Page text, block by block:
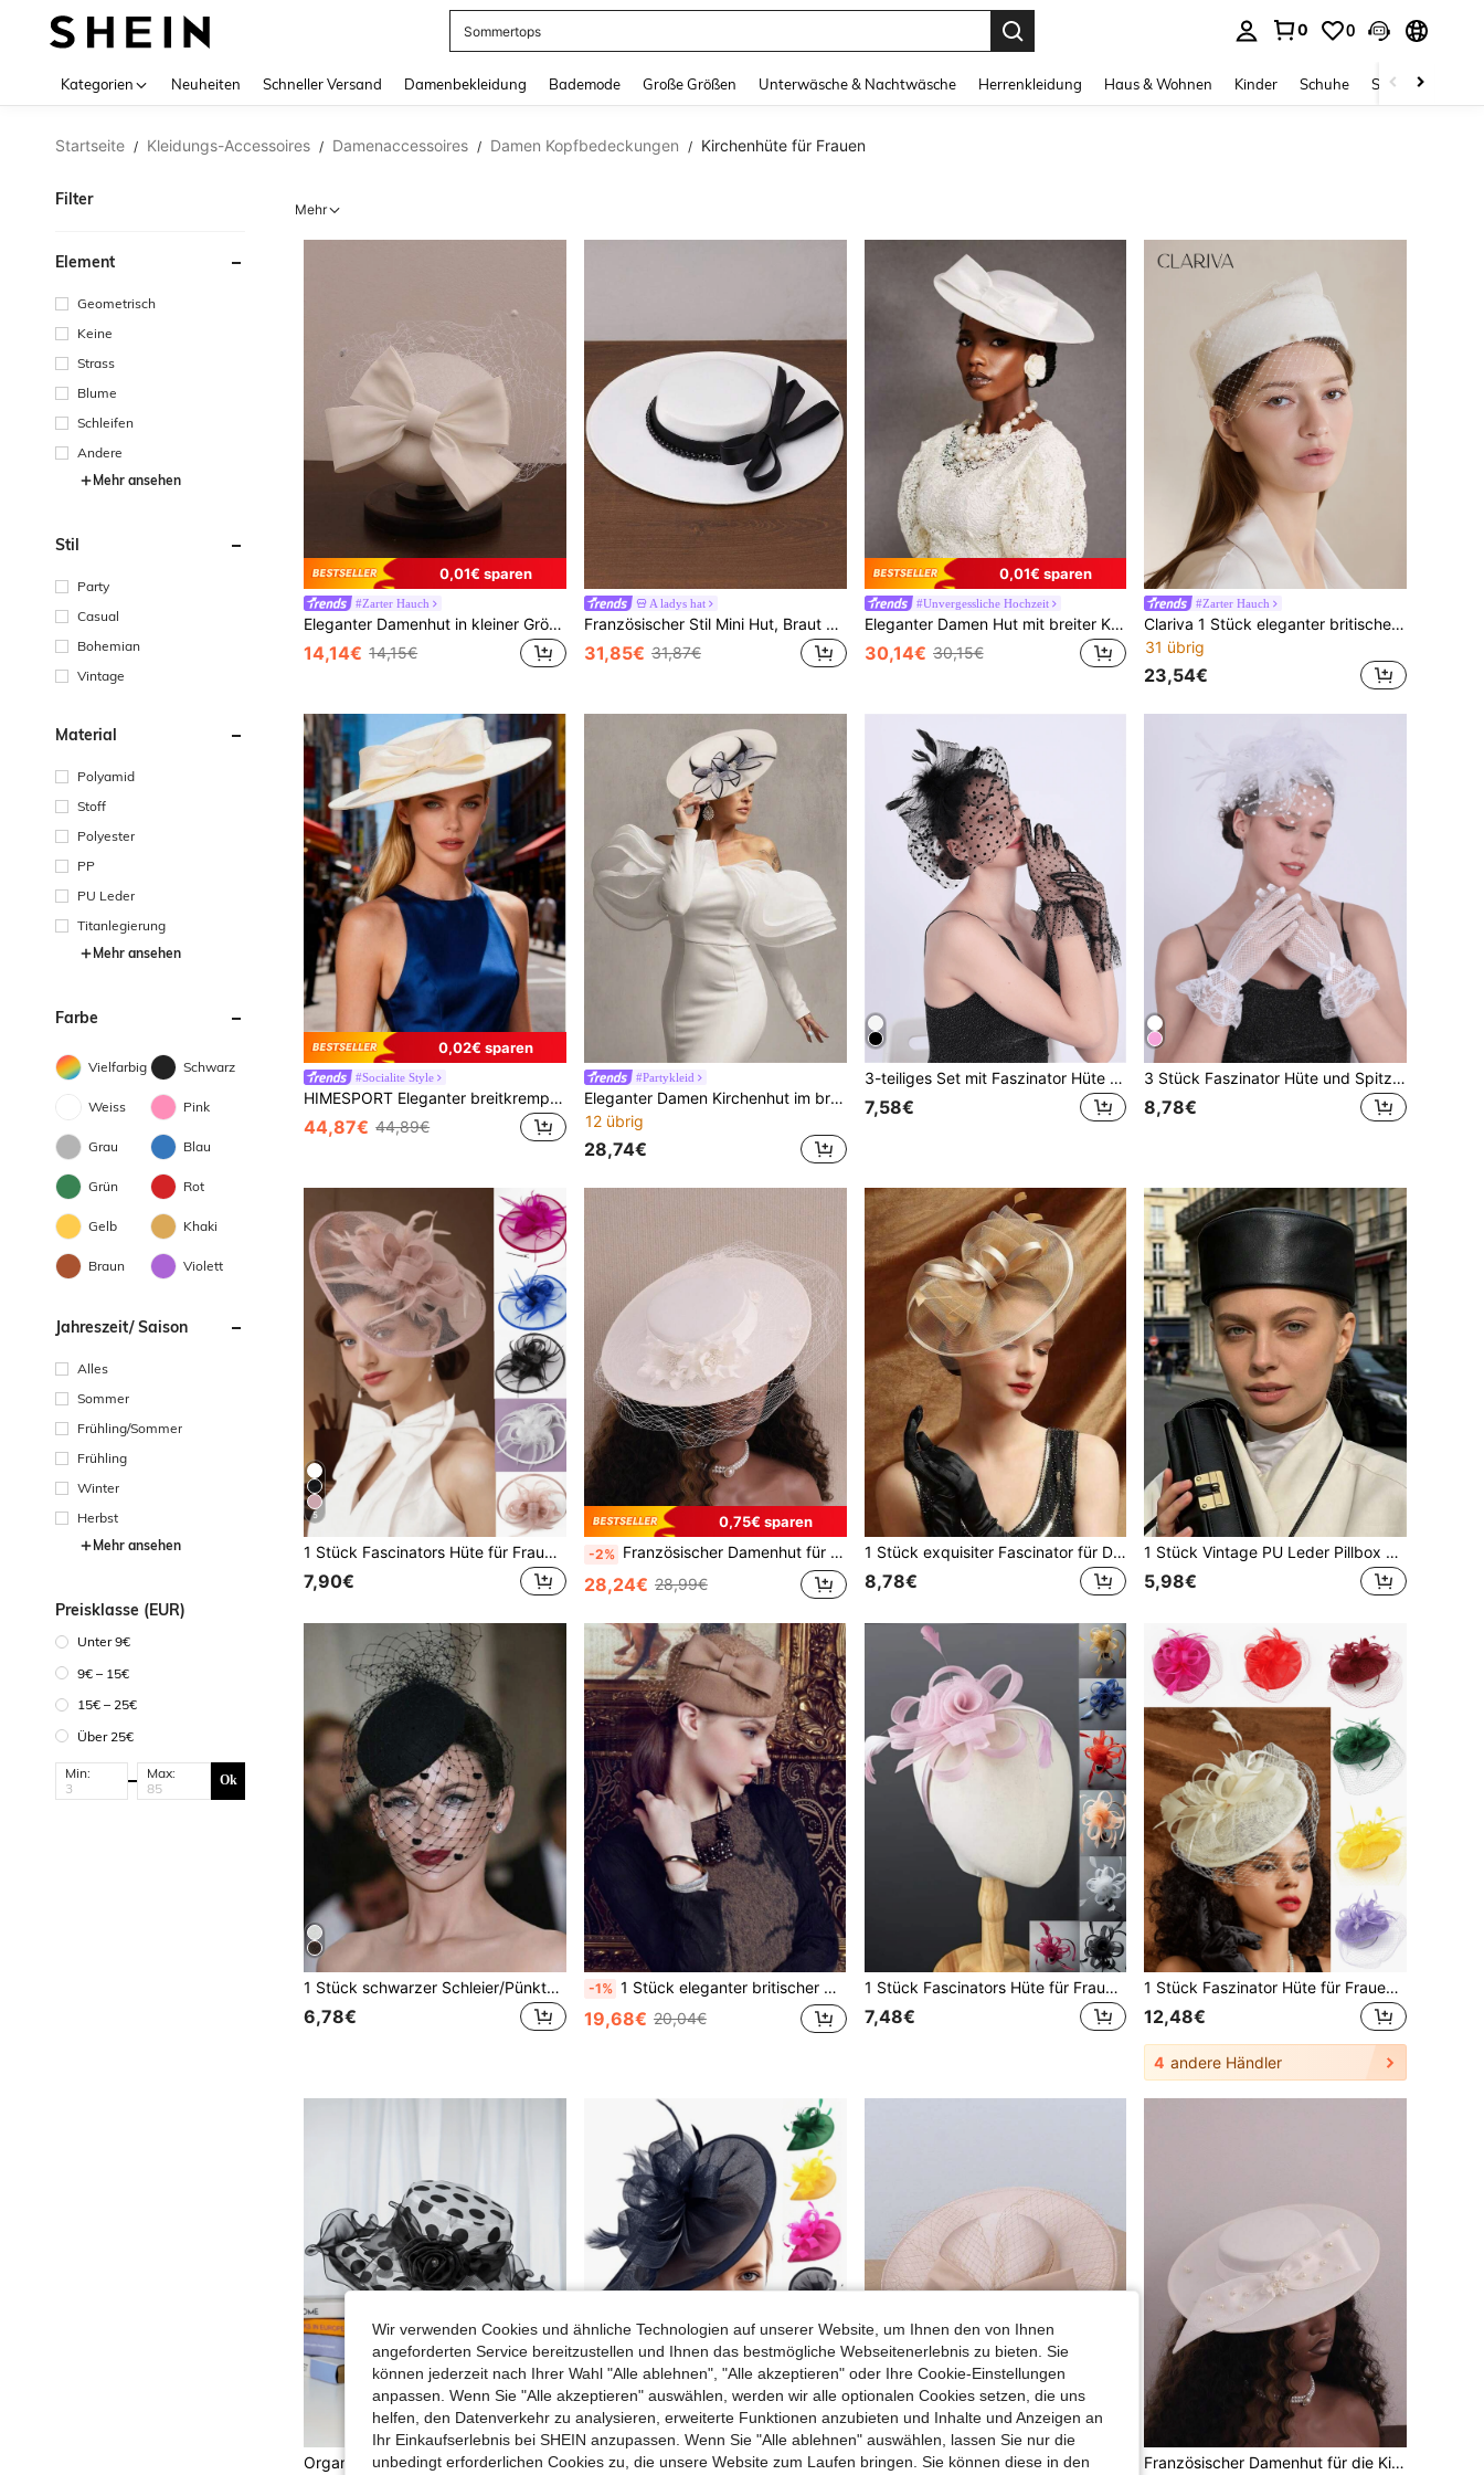
Sommertops
0 0
Kategorien Neuheiten Schneller Versand Damenbekleidung Bademode Große Größen Unterwäsche & Nachtwäsche Herrenkleidung Haus & Wohnen Kinder Schuhe Schmuck &
Startseite / Kleidungs-Accessoires / Damenaccessoires / Damen Kopfbedeckungen / Kirchenhüte für Frauen
Filter
Element
Geometrisch
Keine
Strass
Blume
Schleifen
Andere
Mehr ansehen
Stil
Party
Casual
Bohemian
Vintage
Material
Polyamid
Stoff
Polyester
PP
PU Leder
Titanlegierung
Mehr ansehen
Farbe
Vielfarbig Schwarz
Weiss Pink
Grau Blau
Grün Rot
Gelb Khaki
Braun Violett
Jahreszeit/ Saison
Alles
Sommer
Frühling/Sommer
Frühling
Winter
Herbst
Mehr ansehen
Preisklasse (EUR)
Unter 9€
9€ – 15€
15€ – 25€
Über 25€
Min: Max: Ok
Mehr
0,01€ sparen
#Zarter Hauch
Eleganter Damenhut in kleiner Größe, britischer Stil Kopfschmuck, Vintage Damenhut-Stirnband passend für Partys, Bankette, Hochzeitsfotos, Teegesellschaften, Schleier Kopfschmuck, Fascinator Hut
14,14€ 14,15€
A ladys hat
Französischer Stil Mini Hut, Braut Hut, weißer Hut, Hochzeitshut, Kopfschmuck Hut, Mini Hut, Damenhut, Erwachsenenhut, Retro Hut, Qipao Kleid Hut, Schleier Hut, Mini Hut, Damenhut, eleganter Damenhut, Damenhut für festliche Anlässe
31,85€ 31,87€
0,01€ sparen
#Unvergessliche Hochzeit
Eleganter Damen Hut mit breiter Krempe, großer Schleife, Kentucky Derby Hut für formelle Anlässe, Damen Hochzeits Braut Cocktailparty Teeparty Kleid weicher Filz flacher Hut, Halloween
30,14€ 30,15€
#Zarter Hauch
Clariva 1 Stück eleganter britischer Stil Flugbegleiter Fascinator mit Schleife, Mesh-Spitze und Wolle für Damen, sanfte weiße Hut Hochzeitsaccessoires Weihnachtsgeschenke
31 übrig
23,54€
0,02€ sparen
#Socialite Style
HIMESPORT Eleganter breitkrempiger Kirchen-Fascinator Hut für Damen mit großer Schleife, formeller Anlass, Kentucky Cap, für Hochzeit, Braut, Cocktail, Teeparty, Kleid, flacher Top Hat
44,87€ 44,89€
#Partykleid
Eleganter Damen Kirchenhut im britischen Stil, Vintage-Society-Kopfschmuckhut, geeignet für Party, Cocktail, Dekoration, Hochzeit, Fotografie, Teeparty, Verkleidung, Netz-Kopfschmuckhut, eleganter Partyhut
12 übrig
28,74€
3-teiliges Set mit Faszinator Hüte und Spitzenhandschuhen für Frauen, elegante Teeparty Hüte für 2024, elegant 1950er Jahre Kentucky Derby Hüte, Haarspange für Braut Hochzeitsfeier, Kopfschmuck mit Vogelkäfigschleier für Pferdewette im Vintage-Stil von Bridgerton, Fedora Barett Hüte für 50er Jahre Outfit, Friedhofschleier in Schwarz, 1940er Jahre Kleider, Pillbox Hüte, Lolita Accessoires als Geschenk für Frauen, Mädchen, Geburtstag, Muttertag, Halloween, Weihnachten
7,58€
3 Stück Faszinator Hüte und Spitzenhandschuhe für Damen - elegante Teepartyhüte 2024, 1950er Jahre Kentucky Derby Hüte, Haar-Clips für Braut und Hochzeitspartys, Vogelkäfig Schleier Haarband, 1920er Jahre Kopfschmuck für Pferderennen, Vintage Bridgerton Fedora Baskenmützen, 50er Jahre Outfit Kirchenhüte, schwarzer Schleier für Begräbnisse, 1940er Jahre Kleider, viktorianische Pillbox Hüte, Lolita Accessoires für Damen und Mädchen, Geburtstagsgeschenk, Muttertag, Halloween, Weihnachten
8,78€
5
1 Stück Fascinators Hüte für Frauen, elegante Teegesellschaft Hüte, 1950er Jahre Kentucky Derby Hüte, Feder Haarclip für Braut Hochzeitsfeier, Vogelkäfig Schleier Stirnband, Blumen 1920er Jahre Kopfschmuck für Pferderennen, Vintage Bridgerton Fedora Baskenmütze Hüte 50er Jahre Outfit Kirchenhüte, schwarzer Schleier für Begräbnisse, 1940er Jahre Kleider, viktorianische Pillbox Hüte, Lolita Accessoires für Frauen, Mädchen Geburtstag, Muttertag, Halloween, Weihnachtsgeschenk
7,90€
0,75€ sparen
-2% Französischer Damenhut für die Kirche, geeignet für Bälle, Bankette, Teegesellschaften, Hochzeiten, Fotoshootings, retro elegante Hüte, dekorative Hüte für Kleider
28,24€ 28,99€
1 Stück exquisiter Fascinator für Damen, geeignet für Teepartys, Abendveranstaltungen und andere Anlässe, 2024 neu, eleganter Kentucky-Derby-Stil der 1950er Jahre, mit Federn
8,78€
1 Stück Vintage PU Leder Pillbox Hut, minimalistischer einfarbiger eleganter Street-Style vielseitiger Hut, geeignet für Frühling, Sommer, Herbst und Winter
5,98€
1 Stück schwarzer Schleier/Pünktchen Federkranz Mini Hut, Vintage Cocktail Party Haaraccessoire, vielseitig für Bühne und Fotografie
6,78€
-1% 1 Stück eleganter britischer Stil Lufthostessen Faszinator Hut mit Schleife, Mesh-Spitze, Wolle für Damen, sanfte weiße Hochzeitskopfbedeckung
19,68€ 20,04€
1 Stück Fascinators Hüte für Frauen, elegante Teegesellschaft Hüte 2024, 1950er Jahre Kentucky Derby Hüte mit Federn, Haarclip für Braut Hochzeitsfeier, Vogelkäfig Schleier Haarband, Blumen 1920er Jahre Kopfschmuck für Pferderennen, vintage Bridgerton Fedora Baskenmütze Hüte 50er Jahre Outfit Kirchenhüte, schwarzer Schleier für Begräbnisse, 1940er Jahre Kleider, viktorianische Pillbox Hüte, Lolita Accessoires für Frauen, Mädchen Geburtstag, Muttertag, Halloween, Weihnachtsgeschenk
7,48€
1 Stück Faszinator Hüte für Frauen, elegante Teegesellschaft Hüte 2024, 1950er Jahre Kentucky Derby Hüte mit Federn, Haarclip für Braut Hochzeitsfeier, Vogelkäfig Schleier Haarband, Blumen 1920er Jahre Kopfschmuck für Pferderennen, vintage Bridgerton Fedora Baskenmütze Hüte 50er Jahre Outfit Kirchenhüte, schwarzer Schleier für Begräbnisse, 1940er Jahre Kleider, viktorianische Pillbox Hüte, Lolita Accessoires für Frauen, Mädchen Geburtstag, Muttertag, Halloween, Weihnachtsgeschenk
12,48€
4 andere Händler
Organza Polka Punkt Breitkrempiger Hut für Frauen, europäisch & amerikanischer Stil wellenförmiger Rand Strand Sonnenhut, Sommer -3% 1 Stück Faszinator Hüte für Frauen, elegante Mondform Teegesellschaft Hüte 2024, elegante 1950er Jahre Kentucky Derby Hüte, Federhaarclip für Braut Hochzeitsfeier, Vogelkäfig Schleier Stirnband, Blume 1920er Jahre Kopfschmuck für Pferderennen, vintage Bridgerton Fedora Baskenmütze Hüte 50er Jahre Outfit Kirchenhüte, schwarzer Schleier für Begräbnisse, 1940er Jahre Kleider, viktorianische Hüte, Pillbox Hüte, Lolita Accessoires für Frauen Mädchen Geburtstag Muttertag Halloween Weihnachtsgeschenk
0,01€ sparen
A ladys hat
Französischer Damenhut für die Kirche, geeignet für Bälle, Bankette, Teegesellschaften, dekorative Schleifenhut, Hochzeitsfotografie, Retro-Stil Hut, eleganter Kleiderhut
Wir verwenden Cookies und ähnliche Technologien auf unserer Website, um Ihnen den von Ihnen
angeforderten Service bereitzustellen und Ihnen das bestmögliche Webseitenerlebnis zu bieten. Sie
können jederzeit nach Ihrer Wahl "Alle ablehnen", "Alle akzeptieren" oder Ihre Cookie-Einstellungen
anpassen. Wenn Sie "Alle akzeptieren" auswählen, werden wir alle optionalen Cookies setzen, die uns
helfen, den Datenverkehr zu analysieren, erweiterte Funktionen anzubieten und Inhalte und Anzeigen an
Ihr Einkaufserlebnis bei SHEIN anzupassen. Wenn Sie "Alle ablehnen" auswählen, lassen Sie nur die
unbedingt erforderlichen Cookies zu, die unsere Website zum Laufen bringen. Sie können diese in den